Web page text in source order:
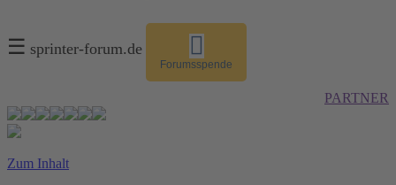
☰ sprinter-forum.de
Forumsspende
PARTNER
Zum Inhalt